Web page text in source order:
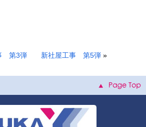
第3弾 新社屋工事 第5弾 »